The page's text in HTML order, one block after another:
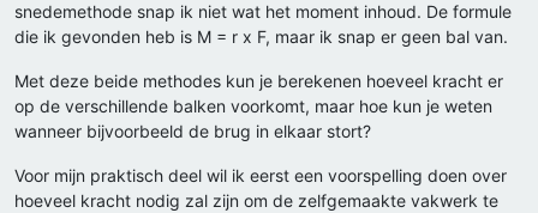
snedemethode snap ik niet wat het moment inhoud. De formule
die ik gevonden heb is M = r x F, maar ik snap er geen bal van.
Met deze beide methodes kun je berekenen hoeveel kracht er
op de verschillende balken voorkomt, maar hoe kun je weten
wanneer bijvoorbeeld de brug in elkaar stort?
Voor mijn praktisch deel wil ik eerst een voorspelling doen over
hoeveel kracht nodig zal zijn om de zelfgemaakte vakwerk te